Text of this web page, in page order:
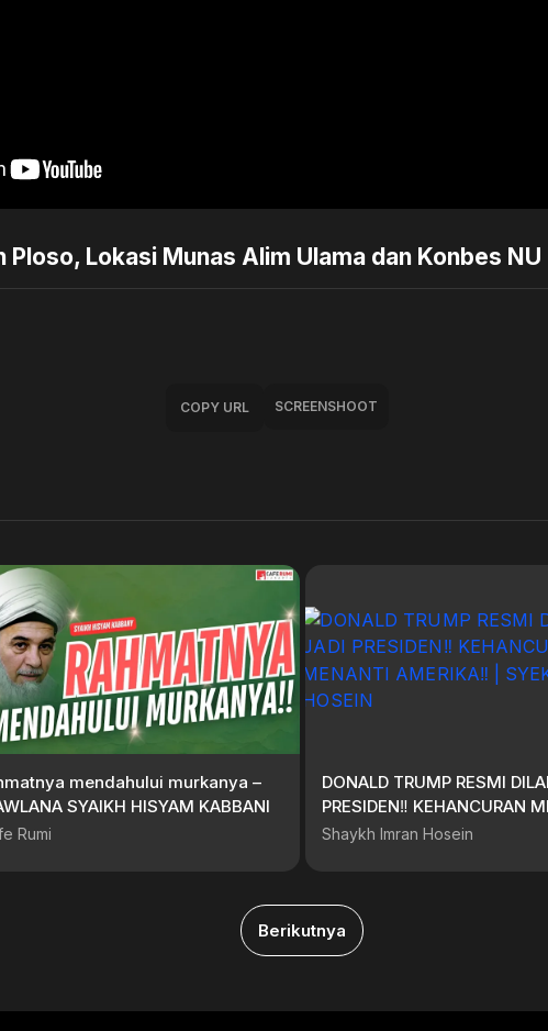
Lokasi Munas Alim Ulama dan Konbes
COPY URL SCREENSHOOT
mendahului murkanya –
SYAIKH HISYAM KABBANI
Rumi
DONALD TRUMP RESMI
PRESIDEN‼️ KEHANCURAN
AMERIKA‼️ | SYEKH IMRAN
Shaykh Imran Hosein
Berikutnya